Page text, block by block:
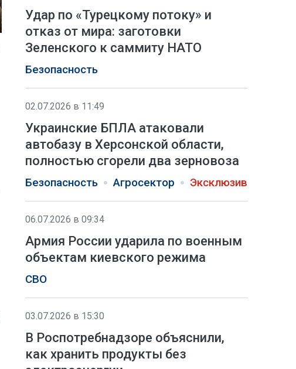
Удар по «Турецкому потоку» и
отказ от мира: заготовки
Зеленского к саммиту НАТО
Безопасность
02.07.2026 в 11:49
Украинские БПЛА атаковали
автобазу в Херсонской области,
полностью сгорели два зерновоза
Безопасность Агросектор Эксклюзив
06.07.2026 в 09:34
Армия России ударила по военным
объектам киевского режима
СВО
03.07.2026 в 15:30
В Роспотребнадзоре объяснили,
как хранить продукты без